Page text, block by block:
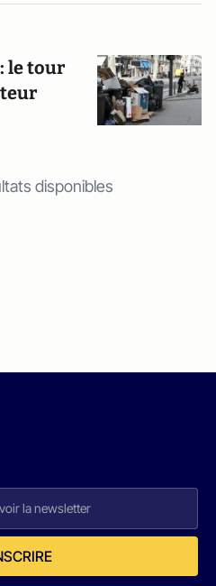
le tour
disponibles